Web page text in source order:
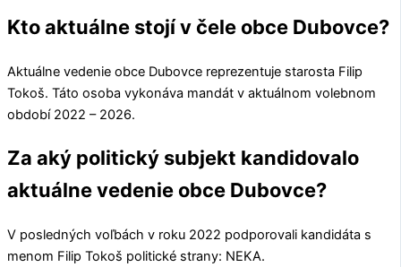
Kto aktuálne stojí v čele obce Dubovce?
Aktuálne vedenie obce Dubovce reprezentuje starosta Filip
Tokoš. Táto osoba vykonáva mandát v aktuálnom volebnom
období 2022 – 2026.
Za aký politický subjekt kandidovalo
aktuálne vedenie obce Dubovce?
V posledných voľbách v roku 2022 podporovali kandidáta s
menom Filip Tokoš politické strany: NEKA.